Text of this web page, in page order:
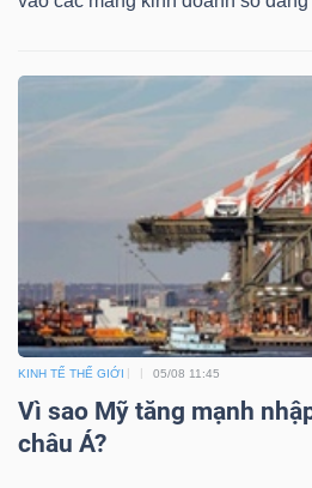
KINH TẾ THẾ GIỚI 05/08 11:45
Vì sao Mỹ tăng mạnh
châu Á?